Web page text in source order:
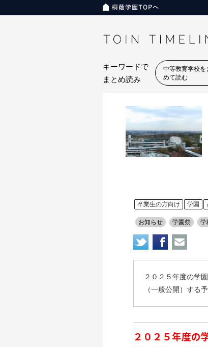
キーワードで
まとめ読み
中等教育学校を
めて読む
卒業生の方向け 学園
お知らせ 学園祭 学
２０２５年度の学
（一般公開）する
２０２５年度の